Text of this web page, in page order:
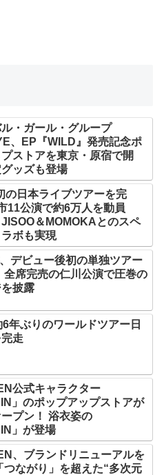
・ガール・グループ
、EP『WILD』発売記念ポ
ストアを東京・原宿で開
ッズも登場
の日本ライブツアーを完
11公演で約6万人を動員
＆MOMOKAとのスペ
ボも実現
デビュー後初の単独ツアー
全席完売の仁川公演で圧巻の
披露
6年ぶりのワールドツアー日
走
公式キャラクター
」のポップアップストアが
プン！ 浴衣姿の
」が登場
、ブランドリニューアルを
つながり」を超えた“多次元